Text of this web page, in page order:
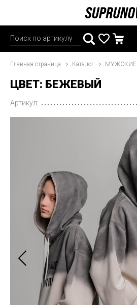
Главная страница Каталог МУЖСКИЕ
ЦВЕТ: БЕЖЕВЫЙ
Артикул: